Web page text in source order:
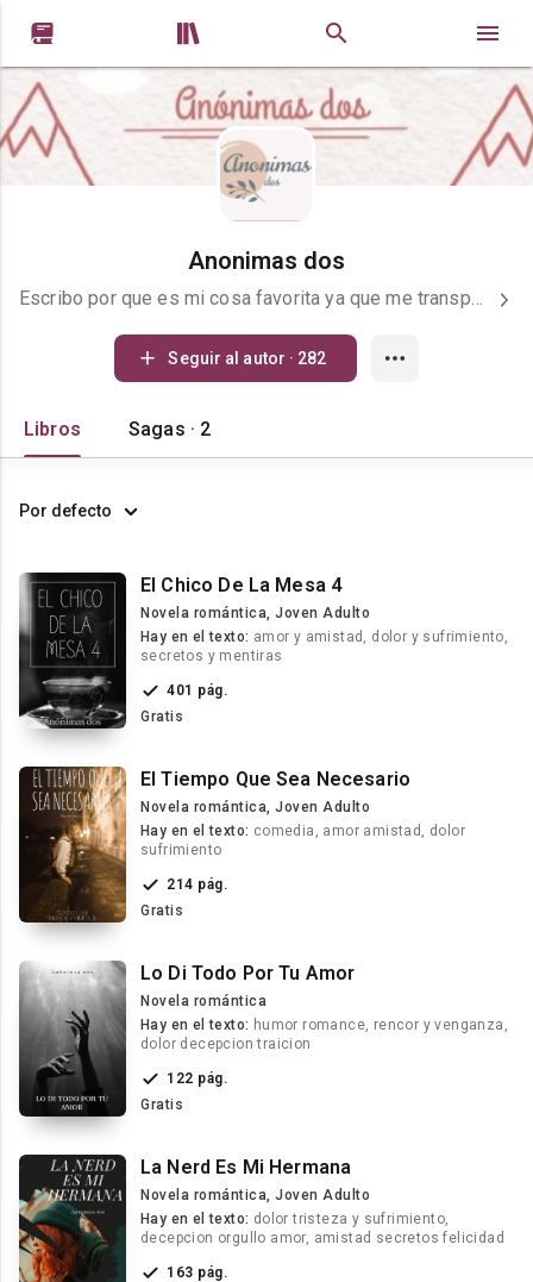
 
Anonimas dos
Escribo por que es mi cosa favorita ya que me transporta a otros mundos totalmente diferentes... Llevo muy poco tiempo escribiendo, pero aun asi quiero durar mucho tiempo haciendolo, aunque ahora no estoy publicando un libro nuevo, si estoy escribiendo una historia nueva que espero en un futuro poderla publicar y que ustedes me digan si les gusta o no; como ya lo habia dicho en una de mis histotias no publicare nada en un largo tiempo, pero les aseguo que voy a regresar En mis historias trato de escribir cosas o situaciones que l@s hagan reflexionar o ver desde otra perspectiva diversas situaciones e incluso de ver otra forma la vida; siempre trato que mis historias den un mensaje para todos ustedes y se puedan sentir identificados TODOS MIS LIBROS PUBLICADOS NUESRA HISTORIA LA NERD ES MI HERMANA (Primer libro de SAGA LOS ROBERTS) LO DI TODO POR TU AMOR (Segundo libro de SAGA LOS ROBERTS) MIS FUTUROS LIBROS EL TIEMPO QUE SEA NECESARIO (DICIEMBRE)
Seguir al autor · 282
Libros Sagas · 2
Por defecto
El Chico De La Mesa 4
Novela romántica, Joven Adulto
Hay en el texto: amor y amistad, dolor y sufrimiento,
secretos y mentiras
401 pág.
Gratis
El Tiempo Que Sea Necesario
Novela romántica, Joven Adulto
Hay en el texto: comedia, amor amistad, dolor
sufrimiento
214 pág.
Gratis
Lo Di Todo Por Tu Amor
Novela romántica
Hay en el texto: humor romance, rencor y venganza,
dolor decepcion traicion
122 pág.
Gratis
La Nerd Es Mi Hermana
Novela romántica, Joven Adulto
Hay en el texto: dolor tristeza y sufrimiento,
decepcion orgullo amor, amistad secretos felicidad
163 pág.